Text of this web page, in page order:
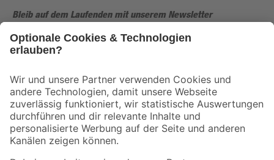
Bleib auf dem Laufenden mit unserem Newsletter
Der toom Newsletter: Keine Angebote und Aktionen mehr verpassen!
Folge uns